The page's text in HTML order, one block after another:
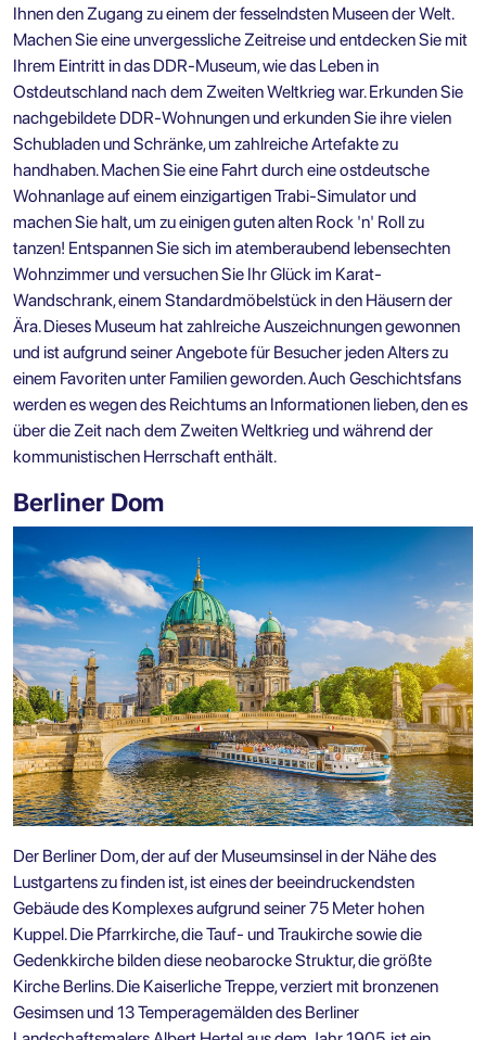
Ihnen den Zugang zu einem der fesselndsten Museen der Welt.
Machen Sie eine unvergessliche Zeitreise und entdecken Sie mit
Ihrem Eintritt in das DDR-Museum, wie das Leben in
Ostdeutschland nach dem Zweiten Weltkrieg war. Erkunden Sie
nachgebildete DDR-Wohnungen und erkunden Sie ihre vielen
Schubladen und Schränke, um zahlreiche Artefakte zu
handhaben. Machen Sie eine Fahrt durch eine ostdeutsche
Wohnanlage auf einem einzigartigen Trabi-Simulator und
machen Sie halt, um zu einigen guten alten Rock 'n' Roll zu
tanzen! Entspannen Sie sich im atemberaubend lebensechten
Wohnzimmer und versuchen Sie Ihr Glück im Karat-
Wandschrank, einem Standardmöbelstück in den Häusern der
Ära. Dieses Museum hat zahlreiche Auszeichnungen gewonnen
und ist aufgrund seiner Angebote für Besucher jeden Alters zu
einem Favoriten unter Familien geworden. Auch Geschichtsfans
werden es wegen des Reichtums an Informationen lieben, den es
über die Zeit nach dem Zweiten Weltkrieg und während der
kommunistischen Herrschaft enthält.
Berliner Dom
Der Berliner Dom, der auf der Museumsinsel in der Nähe des
Lustgartens zu finden ist, ist eines der beeindruckendsten
Gebäude des Komplexes aufgrund seiner 75 Meter hohen
Kuppel. Die Pfarrkirche, die Tauf- und Traukirche sowie die
Gedenkkirche bilden diese neobarocke Struktur, die größte
Kirche Berlins. Die Kaiserliche Treppe, verziert mit bronzenen
Gesimsen und 13 Temperagemälden des Berliner